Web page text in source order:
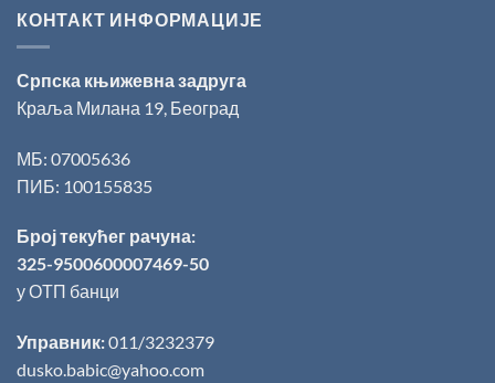
КОНТАКТ ИНФОРМАЦИЈЕ
Српска књижевна задруга
Краља Милана 19, Београд
МБ: 07005636
ПИБ: 100155835
Број текућег рачуна:
325-9500600007469-50
у ОТП банци
Управник:011/3232379
dusko.babic@yahoo.com